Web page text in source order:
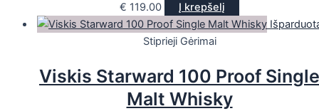
€ 119.00
Į krepšelį
Stiprieji Gėrimai
Viskis Starward 100 Proof Single
Malt Whisky